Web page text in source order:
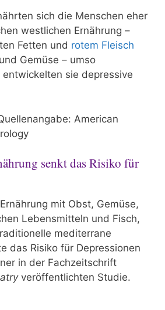
sich die Menschen eher
westlichen Ernährung –
Fetten und rotem Fleisch
Gemüse – umso
sie depressive
American
senkt das Risiko für
mit Obst, Gemüse,
Lebensmitteln und Fisch,
mediterrane
das Risiko für Depressionen
in der Fachzeitschrift
veröffentlichten Studie.